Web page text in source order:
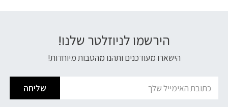
הירשמו לניוזלטר שלנו!
הישארו מעודכנים ותהנו מהטבות מיוחדות!
שליחה